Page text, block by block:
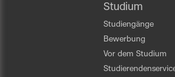
Studium
Studiengänge
Bewerbung
Vor dem Studium